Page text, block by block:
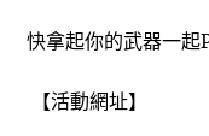
快拿起你的武器一起
【活動網址】